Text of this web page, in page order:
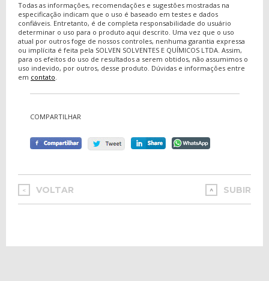
Todas as informações, recomendações e sugestões mostradas na
especificação indicam que o uso é baseado em testes e dados
confiáveis. Entretanto, é de completa responsabilidade do usuário
determinar o uso para o produto aqui descrito. Uma vez que o uso
atual por outros foge de nossos controles, nenhuma garantia expressa
ou implícita é feita pela SOLVEN SOLVENTES E QUÍMICOS LTDA. Assim,
para os efeitos do uso de resultados a serem obtidos, não assumimos o
uso indevido, por outros, desse produto. Dúvidas e informações entre
em contato.
COMPARTILHAR
< VOLTAR SUBIR